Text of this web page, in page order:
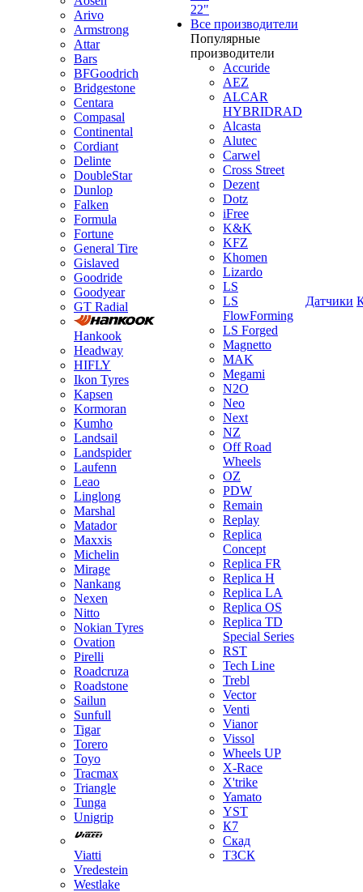
Arivo
Armstrong
Attar
Bars
BFGoodrich
Bridgestone
Centara
Compasal
Continental
Cordiant
Delinte
DoubleStar
Dunlop
Falken
Formula
Fortune
General Tire
Gislaved
Goodride
Goodyear
GT Radial
Hankook
Headway
HIFLY
Ikon Tyres
Kapsen
Kormoran
Kumho
Landsail
Landspider
Laufenn
Leao
Linglong
Marshal
Matador
Maxxis
Michelin
Mirage
Nankang
Nexen
Nitto
Nokian Tyres
Ovation
Pirelli
Roadcruza
Roadstone
Sailun
Sunfull
Tigar
Torero
Toyo
Tracmax
Triangle
Tunga
Unigrip
Viatti
Vredestein
Westlake
22"
Все производители
Популярные
производители
Accuride
AEZ
ALCAR
HYBRIDRAD
Alcasta
Alutec
Carwel
Cross Street
Dezent
Dotz
iFree
K&K
KFZ
Khomen
Lizardo
LS
LS
FlowForming
LS Forged
Magnetto
MAK
Megami
N2O
Neo
Next
NZ
Off Road
Wheels
OZ
PDW
Remain
Replay
Replica
Concept
Replica FR
Replica H
Replica LA
Replica OS
Replica TD
Special Series
RST
Tech Line
Trebl
Vector
Venti
Vianor
Vissol
Wheels UP
X-Race
X'trike
Yamato
YST
К7
Скад
ТЗСК
Датчики